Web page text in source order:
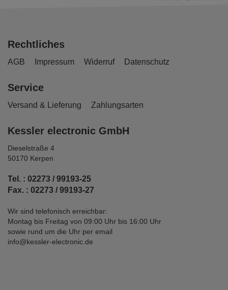
Rechtliches
AGB Impressum Widerruf Datenschutz
Service
Versand & Lieferung Zahlungsarten
Kessler electronic GmbH
Dieselstraße 4
50170 Kerpen
Tel. : 02273 / 99193-25
Fax. : 02273 / 99193-27
Wir sind telefonisch erreichbar:
Montag bis Freitag von 09:00 Uhr bis 16:00 Uhr
sowie rund um die Uhr per email
info@kessler-electronic.de